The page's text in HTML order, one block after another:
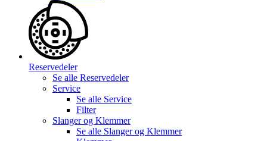
Reservedeler
Se alle Reservedeler
Service
Se alle Service
Filter
Slanger og Klemmer
Se alle Slanger og Klemmer